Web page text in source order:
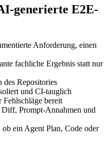
generierte E2E-
Anforderung, einen
fachliche Ergebnis statt nur
des Repositories
und CI-tauglich
bereit
Prompt-Annahmen und
ein Agent Plan, Code oder